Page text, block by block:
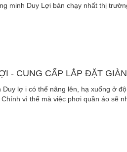
minh Duy Lợi bán chạy nhất thị
- CUNG CẤP LẮP ĐẶT
Duy lợ i có thể nâng lên, hạ xuống ở
vì thế mà việc phơi quần áo sẽ